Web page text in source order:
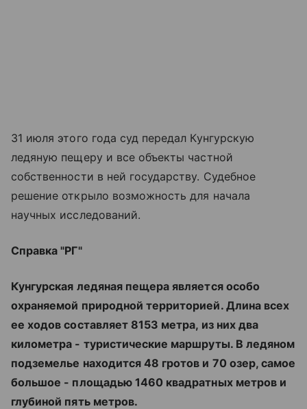
31 июля этого года суд передал Кунгурскую
ледяную пещеру и все объекты частной
собственности в ней государству. Судебное
решение открыло возможность для начала
научных исследований.
Справка "РГ"
Кунгурская ледяная пещера является особо
охраняемой природной территорией. Длина всех
ее ходов составляет 8153 метра, из них два
километра - туристические маршруты. В ледяном
подземелье находится 48 гротов и 70 озер, самое
большое - площадью 1460 квадратных метров и
глубиной пять метров.